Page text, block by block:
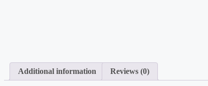
Additional information Reviews (0)